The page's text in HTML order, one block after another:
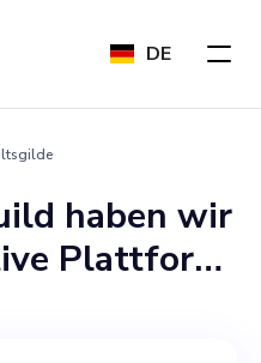
DE
haben wir
Plattform